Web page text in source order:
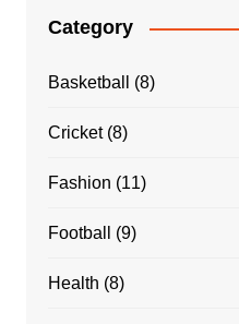
Category
Basketball (8)
Cricket(8)
Fashion (11)
Football (9)
Health (8)